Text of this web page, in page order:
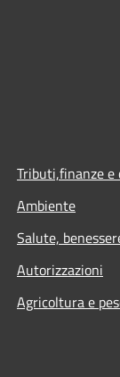
Tributi,finanze
Ambiente
Salute,
Autorizzazioni
Agricoltura e